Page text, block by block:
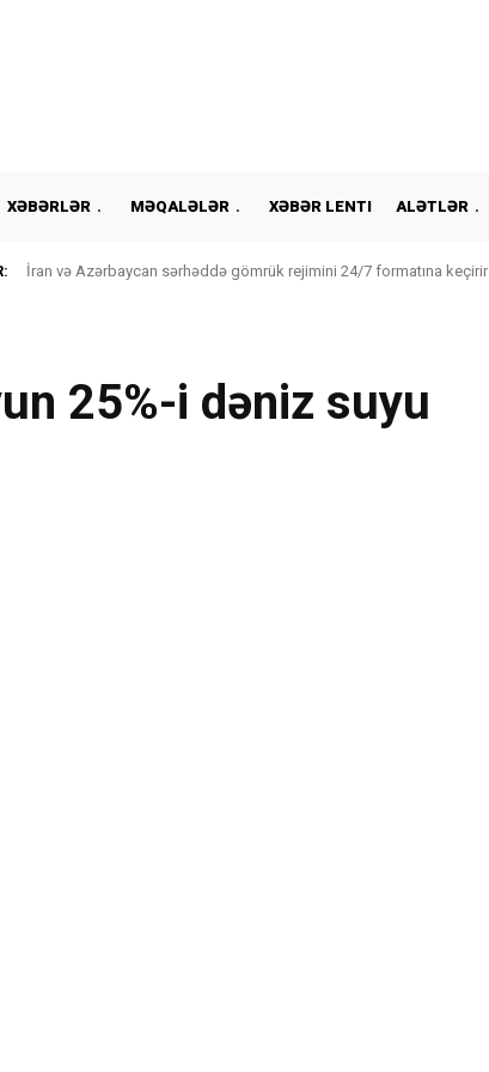
XƏBƏRLƏR MƏQALƏLƏR XƏBƏR LENTI ALƏTLƏR
İran və Azərbaycan sərhəddə gömrük rejimini 24/7 formatına keçirir
25%-i dəniz suyu